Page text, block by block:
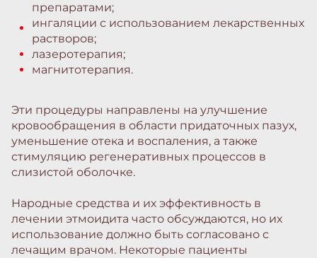
препаратами;
ингаляции с использованием лекарственных
растворов;
лазеротерапия;
магнитотерапия.
Эти процедуры направлены на улучшение
кровообращения в области придаточных пазух,
уменьшение отека и воспаления, а также
стимуляцию регенеративных процессов в
слизистой оболочке.
Народные средства и их эффективность в
лечении этмоидита часто обсуждаются, но их
использование должно быть согласовано с
лечащим врачом. Некоторые пациенты